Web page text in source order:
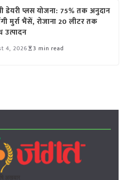
डेयरी प्लस योजना: 75% तक अनुदान
मुर्रा भैंसें, रोजाना 20 लीटर तक
उत्पादन
4, 2026 3 min read